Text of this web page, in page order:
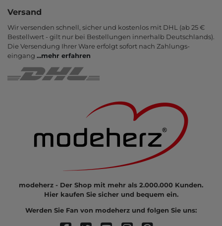
Versand
Wir versenden schnell, sicher und kostenlos mit DHL (ab 25 €
Bestell­wert - gilt nur bei Bestel­lungen inner­halb Deutsch­lands).
Die Ver­sendung Ihrer Ware er­folgt sofort nach Zahlungs­
eingang ...mehr erfahren
modeherz - Der Shop mit mehr als 2.000.000 Kunden.
Hier kaufen Sie sicher und bequem ein.
Werden Sie Fan von modeherz und folgen Sie uns: